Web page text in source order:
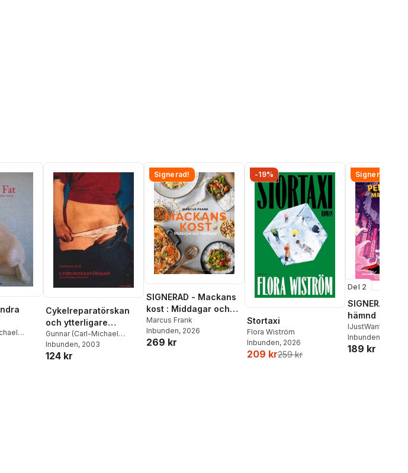
Cykelreparatörskan
och ytterligare
historier
Gunnar (Carl-Michael
Edenborg) Blå
Inbunden, 2003
124 kr
Signerad!
SIGNERAD - Mackans
kost : Middagar och
matlådor
Marcus Frank
Inbunden, 2026
269 kr
-19%
Stortaxi
Flora Wiström
Inbunden, 2026
209 kr259 kr
Signerad!
Del 2
SIGNERAD -
hämnd
Adolphson
Beer ,Victor Beer
Inbunden
189 kr